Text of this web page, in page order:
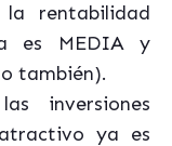
la rentabilidad
es MEDIA y
también).
inversiones
ya es